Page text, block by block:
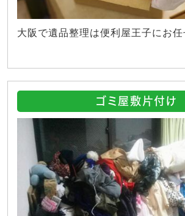
大阪で遺品整理は便利屋王子にお任
ゴミ屋敷片付け